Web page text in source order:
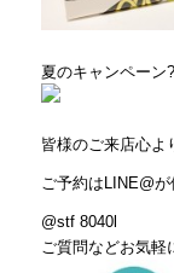
夏のキャンペーン?
皆様のご来店心よ
ご予約は LINE@が
@stf 8040l
ご質問などお気軽